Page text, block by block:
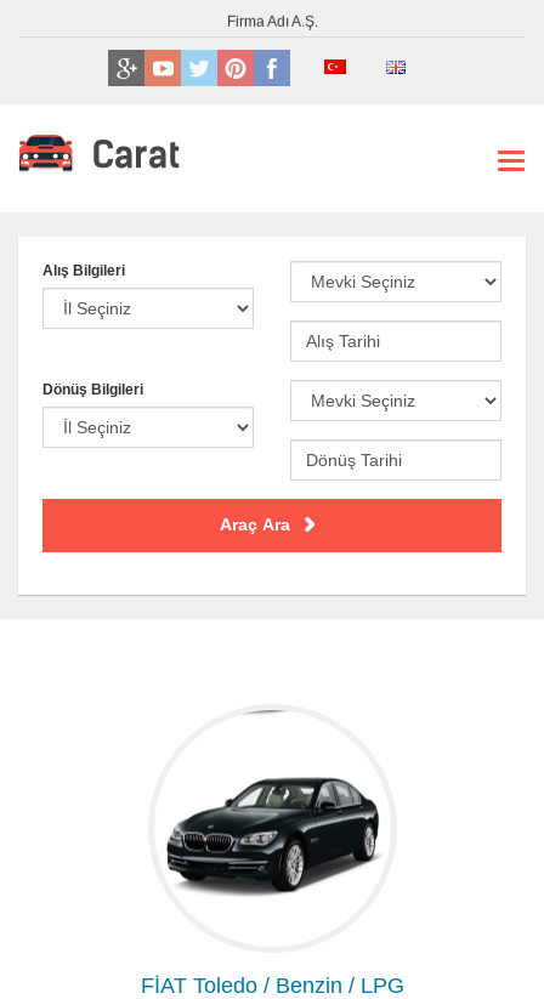
Firma Adı A.Ş.
Müşteri Hizmetleri : 0222 333 33 33
E-mail Adresimiz : info@siteniz.com
Alış Bilgileri
Dönüş Bilgileri
Araç Ara
FİAT Toledo / Benzin / LPG